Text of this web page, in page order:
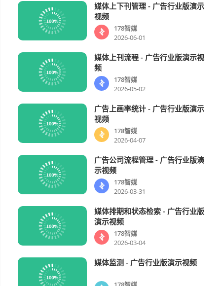
01:36
媒体上下刊管理 - 广告行业版演示
视频
178智媒
2026-06-01
00:59
媒体上刊流程 - 广告行业版演示视
频
178智媒
2026-05-02
00:36
广告上画率统计 - 广告行业版演示
视频
178智媒
2026-04-07
00:58
广告公司流程管理 - 广告行业版演
示视频
178智媒
2026-03-31
00:37
媒体排期和状态检索 - 广告行业版
演示视频
178智媒
2026-03-04
01:49 媒体监测 - 广告行业版演示视频